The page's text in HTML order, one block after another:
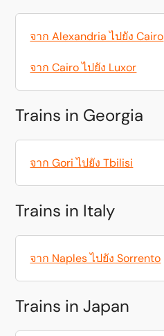
จาก Alexandria ไปยัง Cairo
จาก Cairo ไปยัง Luxor
Trains in Georgia
จาก Gori ไปยัง Tbilisi
Trains in Italy
จาก Naples ไปยัง Sorrento
Trains in Japan